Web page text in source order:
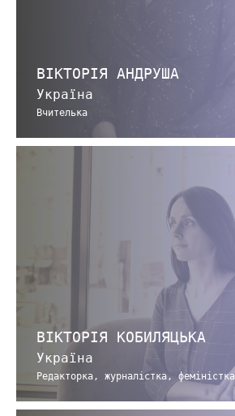
ВІКТОРІЯ АНДРУША
Україна
Вчителька
ВІКТОРІЯ КОБИЛЯЦЬКА
Україна
Редакторка, журналістка, феміністка